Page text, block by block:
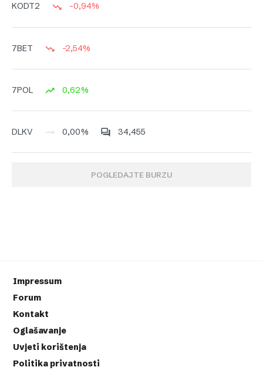
KODT2 -0,94%
7BET -2,54%
7POL 0,62%
DLKV 0,00% 34,455
POGLEDAJTE BURZU
Impressum
Forum
Kontakt
Oglašavanje
Uvjeti korištenja
Politika privatnosti